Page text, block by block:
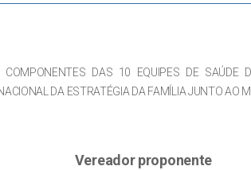
DAS 10 EQUIPES DE SAÚDE
DA ESTRATÉGIA DA FAMÍLIA JUNTO AO
Vereador proponente